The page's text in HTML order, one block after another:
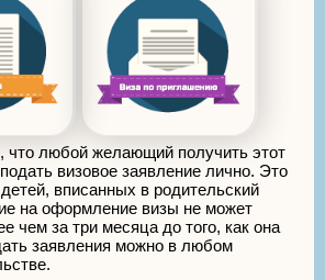
что любой желающий получить этот
визовое заявление лично. Это
вписанных в родительский
на оформление визы не может
чем за три месяца до того, как она
заявления можно в любом